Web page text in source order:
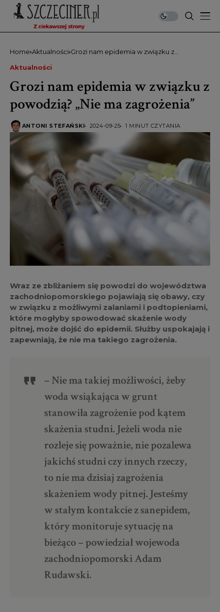
Home Aktualności Grozi nam epidemia w związku z
Aktualności
Grozi nam epidemia w związku z
powodzią? „Nie ma zagrożenia”
ANTONI STEFAŃSKI 2024-09-25 1 MINUT CZYTANIA
Wraz ze zbliżaniem się powodzi do województwa
zachodniopomorskiego pojawiają się obawy, czy
w związku z możliwymi zalaniami i podtopieniami,
które mogłyby spowodować skażenie wody
pitnej, może dojść do epidemii. Służby uspokajają i
zapewniają, że nie ma takiego zagrożenia.
– Nie ma takiej możliwości, żeby
woda wsiąkająca w grunt
stanowiła zagrożenie pod kątem
skażenia studni. Jeżeli woda nie
rozleje się poważnie, nie pozalewa
jakichś studni czy innych rzeczy,
to nie ma dzisiaj zagrożenia
skażeniem wody pitnej. Jesteśmy
w stałym kontakcie z sanepidem,
który monitoruje sytuację na
bieżąco – powiedział wojewoda
zachodniopomorski Adam
Rudawski.